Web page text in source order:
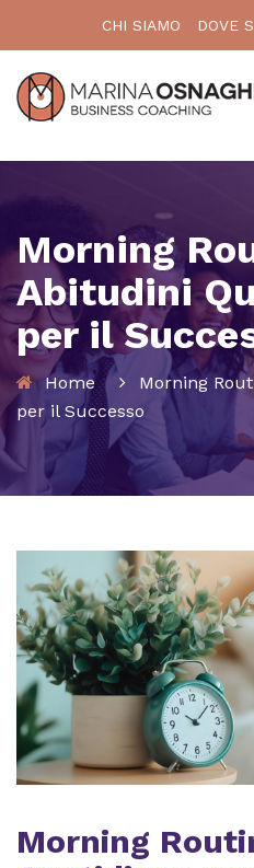
CHI SIAMO DOVE
Morning
Abitudini
per il
Home
Morning
per il Successo
Morning